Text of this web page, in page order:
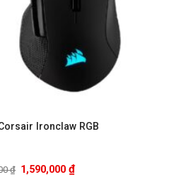
Ironclaw RGB
₫ 1,590,000₫